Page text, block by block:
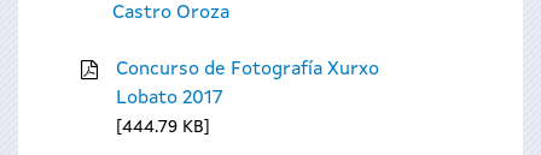
Castro Oroza
Concurso de Fotografía Xurxo
Lobato 2017
444.79 KB